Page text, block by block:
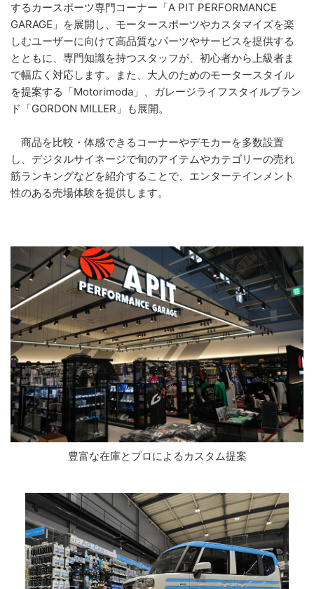
するカースポーツ専門コーナー「A PIT PERFORMANCE
GARAGE」を展開し、モータースポーツやカスタマイズを楽
しむユーザーに向けて高品質なパーツやサービスを提供する
とともに、専門知識を持つスタッフが、初心者から上級者ま
で幅広く対応します。また、大人のためのモータースタイル
を提案する「Motorimoda」、ガレージライフスタイルブラン
ド「GORDON MILLER」も展開。
商品を比較・体感できるコーナーやデモカーを多数設置
し、デジタルサイネージで旬のアイテムやカテゴリーの売れ
筋ランキングなどを紹介することで、エンターテインメント
性のある売場体験を提供します。
豊富な在庫とプロによるカスタム提案